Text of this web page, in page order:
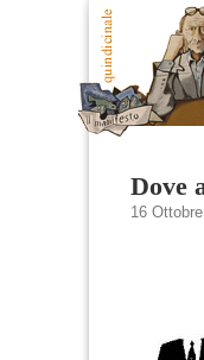
Dove
16